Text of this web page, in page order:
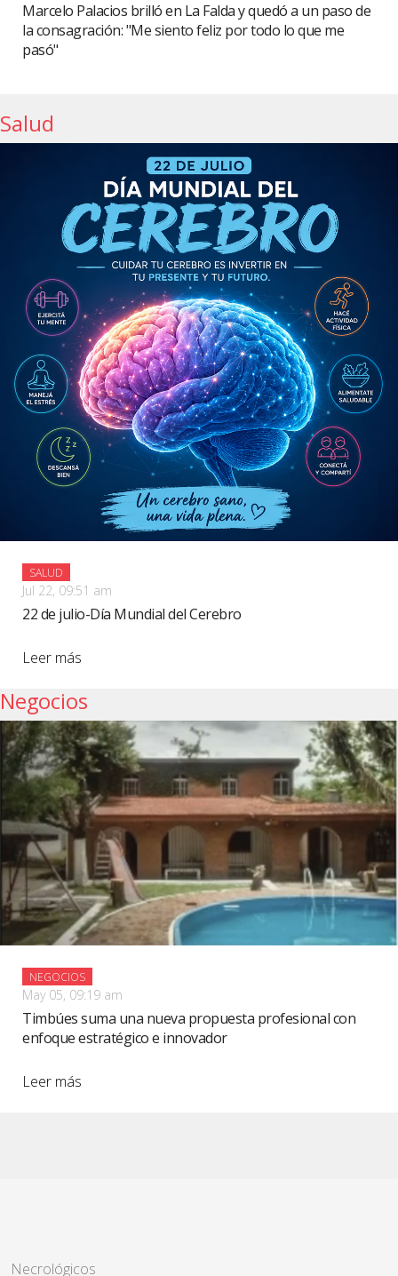
Marcelo Palacios brilló en La Falda y quedó a un paso de
la consagración: "Me siento feliz por todo lo que me
pasó"
Salud
SALUD
Jul 22, 09:51 am
22 de julio-Día Mundial del Cerebro
Leer más
Negocios
NEGOCIOS
May 05, 09:19 am
Timbúes suma una nueva propuesta profesional con
enfoque estratégico e innovador
Leer más
Necrológicos